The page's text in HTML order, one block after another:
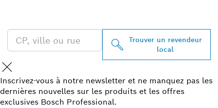
Trouver un revendeur
local
Inscrivez-vous à notre newsletter et ne manquez pas les
dernières nouvelles sur les produits et les offres
exclusives Bosch Professional.